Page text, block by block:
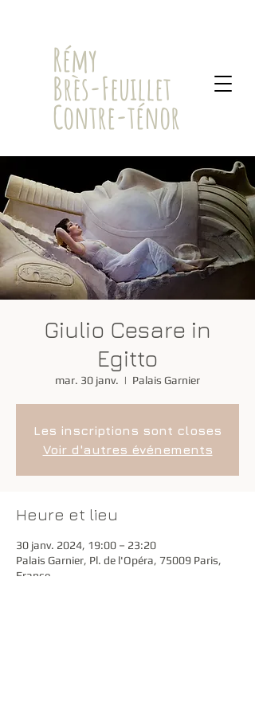
​Rémy
Brès-Feuillet
Contre-ténor
Giulio Cesare in
Egitto
mar. 30 janv.
  |
Palais Garnier
Les inscriptions sont closes
Voir d'autres événements
Heure et lieu
30 janv. 2024, 19:00 – 23:20
Palais Garnier, Pl. de l'Opéra, 75009 Paris,
France